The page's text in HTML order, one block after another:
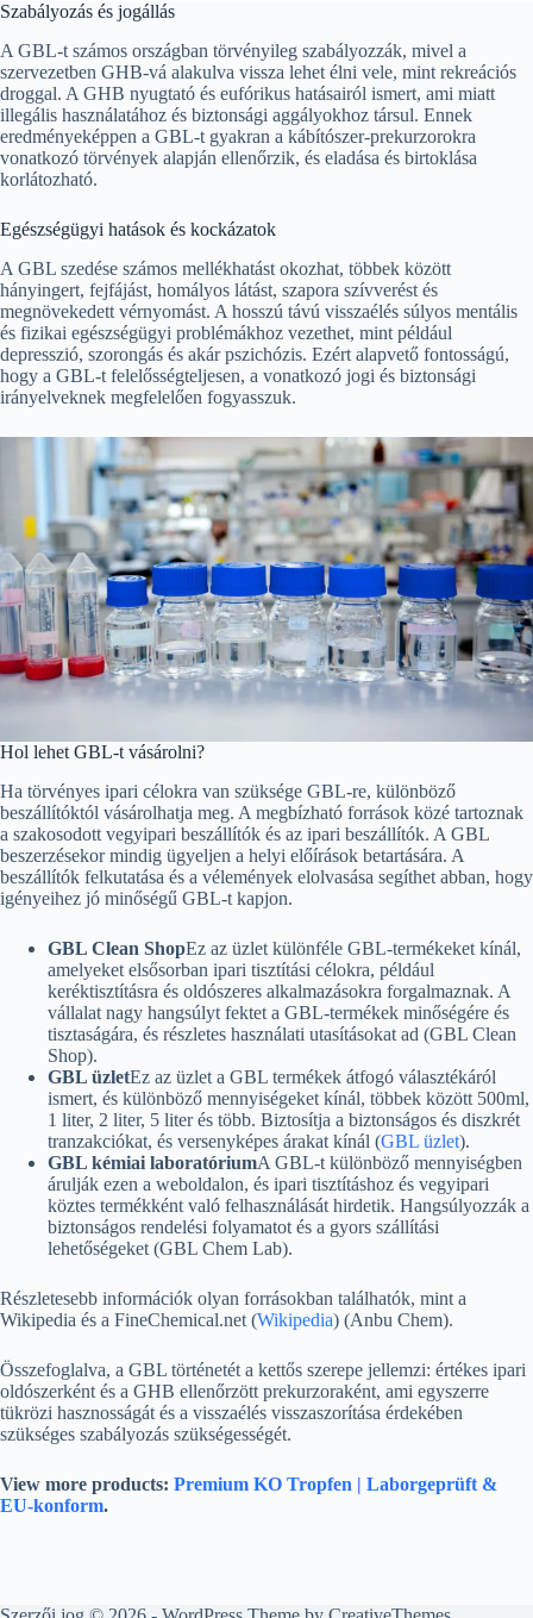
Szabályozás és jogállás
A GBL-t számos országban törvényileg szabályozzák, mivel a
szervezetben GHB-vá alakulva vissza lehet élni vele, mint rekreációs
droggal. A GHB nyugtató és eufórikus hatásairól ismert, ami miatt
illegális használatához és biztonsági aggályokhoz társul. Ennek
eredményeképpen a GBL-t gyakran a kábítószer-prekurzorokra
vonatkozó törvények alapján ellenőrzik, és eladása és birtoklása
korlátozható.
Egészségügyi hatások és kockázatok
A GBL szedése számos mellékhatást okozhat, többek között
hányingert, fejfájást, homályos látást, szapora szívverést és
megnövekedett vérnyomást. A hosszú távú visszaélés súlyos mentális
és fizikai egészségügyi problémákhoz vezethet, mint például
depresszió, szorongás és akár pszichózis. Ezért alapvető fontosságú,
hogy a GBL-t felelősségteljesen, a vonatkozó jogi és biztonsági
irányelveknek megfelelően fogyasszuk.
Hol lehet GBL-t vásárolni?
Ha törvényes ipari célokra van szüksége GBL-re, különböző
beszállítóktól vásárolhatja meg. A megbízható források közé tartoznak
a szakosodott vegyipari beszállítók és az ipari beszállítók. A GBL
beszerzésekor mindig ügyeljen a helyi előírások betartására. A
beszállítók felkutatása és a vélemények elolvasása segíthet abban, hogy
igényeihez jó minőségű GBL-t kapjon.
GBL Clean ShopEz az üzlet különféle GBL-termékeket kínál,
amelyeket elsősorban ipari tisztítási célokra, például
keréktisztításra és oldószeres alkalmazásokra forgalmaznak. A
vállalat nagy hangsúlyt fektet a GBL-termékek minőségére és
tisztaságára, és részletes használati utasításokat ad (GBL Clean
Shop).
GBL üzletEz az üzlet a GBL termékek átfogó választékáról
ismert, és különböző mennyiségeket kínál, többek között 500ml,
1 liter, 2 liter, 5 liter és több. Biztosítja a biztonságos és diszkrét
tranzakciókat, és versenyképes árakat kínál (GBL üzlet).
GBL kémiai laboratóriumA GBL-t különböző mennyiségben
árulják ezen a weboldalon, és ipari tisztításhoz és vegyipari
köztes termékként való felhasználását hirdetik. Hangsúlyozzák a
biztonságos rendelési folyamatot és a gyors szállítási
lehetőségeket (GBL Chem Lab).
Részletesebb információk olyan forrásokban találhatók, mint a
Wikipedia és a FineChemical.net (Wikipedia) (Anbu Chem).
Összefoglalva, a GBL történetét a kettős szerepe jellemzi: értékes ipari
oldószerként és a GHB ellenőrzött prekurzoraként, ami egyszerre
tükrözi hasznosságát és a visszaélés visszaszorítása érdekében
szükséges szabályozás szükségességét.
View more products: Premium KO Tropfen | Laborgeprüft &
EU-konform.